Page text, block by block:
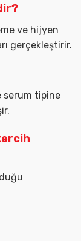
ve hijyen
gerçekleştirir.
serum tipine